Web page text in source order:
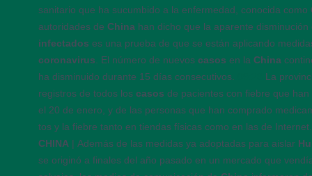
sanitario que ha sucumbido a la enfermedad, conocida como
autoridades de China han dicho que la aparente
infectados es una prueba de que se están aplicando
coronavirus. El número de nuevos casos en la China
ha disminuido durante 15 días consecutivos.
La
registros de todos los casos de pacientes con fiebre que
el 20 de enero, y de las personas que han comprado
tos y la fiebre tanto en tiendas físicas como en las de
CHINA | Además de las medidas ya adoptadas para aislar
se originó a finales del año pasado en un mercado que